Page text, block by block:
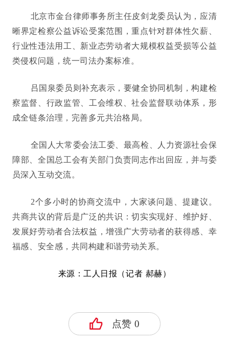
北京市金台律师事务所主任皮剑龙委员认为，应清
晰界定检察公益诉讼受案范围，重点针对群体性欠薪、
行业性违法用工、新业态劳动者大规模权益受损等公益
类侵权问题，统一司法办案标准。
吕国泉委员则补充表示，要健全协同机制，构建检
察监督、行政监管、工会维权、社会监督联动体系，形
成全链条治理，完善多元共治格局。
全国人大常委会法工委、最高检、人力资源社会保
障部、全国总工会有关部门负责同志作出回应，并与委
员深入互动交流。
2个多小时的协商交流中，大家谈问题、提建议。
共商共议的背后是广泛的共识：切实实现好、维护好、
发展好劳动者合法权益，增强广大劳动者的获得感、幸
福感、安全感，共同构建和谐劳动关系。
来源：工人日报（记者 郝赫）
点赞 0